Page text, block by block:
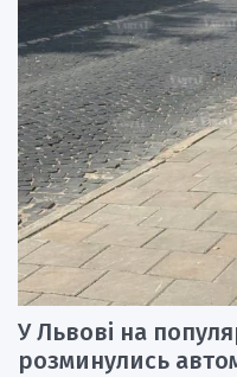
У Львові на
розминулись